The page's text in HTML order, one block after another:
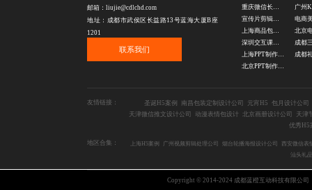
邮箱：liujie@cdlchd.com
地址：成都市武侯区长益路13号蓝海大厦B座
1201
联系我们
重庆微信长图设计公司
宣传片剪辑公司
深圳交互课件制作公司
上海PPT制作公司
北京PPT制作公司
友情链接： 圣诞H5案例 南昌包装定制设计公司 元宵H5 包月设计公司
天津微信推文设计公司
动漫表情包设计 北京画册设计公司
天津
优秀H5
地区合集： 上海H5案例 广州视频剪辑处理公司 烟台轮播海报设计公司
西安微信表
汕头礼
Copyright © 2014-2024 成都蓝橙互动科技有限公司